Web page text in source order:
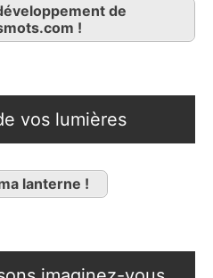
de
!
vos lumières
lanterne !